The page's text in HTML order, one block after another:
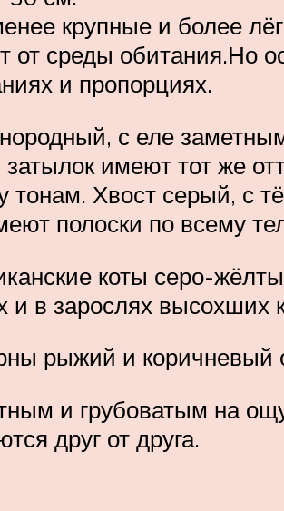
крупные и более
от среды обитания.Но
и пропорциях.
с еле
имеют тот же
тонам. Хвост серый, с
полоски по всему
коты серо-
и в зарослях
рыжий и коричневый
и грубоватым на
друг от друга.